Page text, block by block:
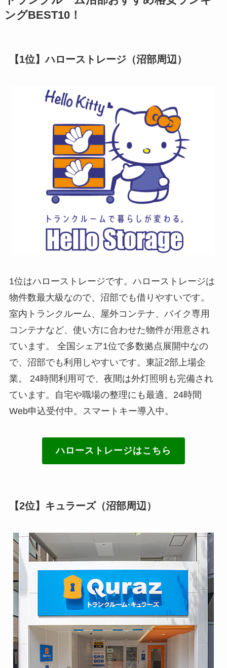
ングBEST10！
【1位】ハローストレージ（沼部周辺）
1位はハローストレージです。ハローストレージは
物件数最大級なので、沼部でも借りやすいです。
室内トランクルーム、屋外コンテナ、バイク専用
コンテナなど、使い方に合わせた物件が用意され
ています。 全国シェア1位で多数拠点展開中なの
で、沼部でも利用しやすいです。東証2部上場企
業。 24時間利用可で、夜間は外灯照明も完備され
ています。自宅や職場の整理にも最適。24時間
Web申込受付中。スマートキー導入中。
ハローストレージはこちら
【2位】キュラーズ（沼部周辺）